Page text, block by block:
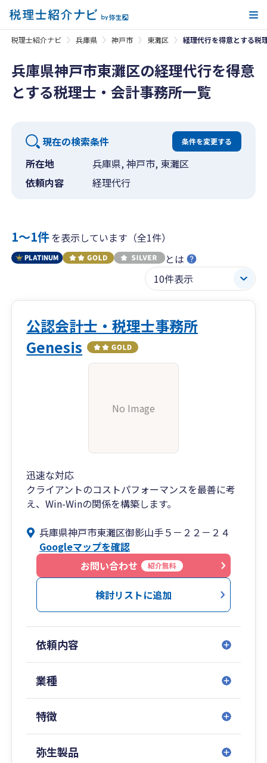
税理士紹介ナビ 兵庫県 神戸市 東灘区 経理代行を得意とする税
兵庫県神戸市東灘区の経理代行を得意
とする税理士・会計事務所一覧
現在の検索条件 条件を変更する
所在地
兵庫県, 神戸市, 東灘区
依頼内容
経理代行
1〜1件を表示しています（全1件）
とは
公認会計士・税理士事務所
Genesis
No Image
迅速な対応
クライアントのコストパフォーマンスを最善に考
え、Win-Winの関係を構築します。
兵庫県神戸市東灘区御影山手５－２２－２４
Googleマップを確認
お問い合わせ
紹介無料
検討リストに追加
依頼内容
業種
特徴
弥生製品